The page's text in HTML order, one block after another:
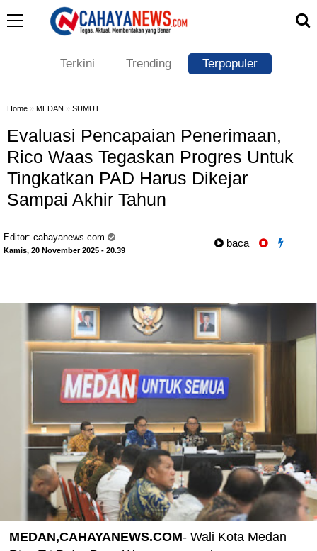
Terkini Trending Terpopuler
Home » MEDAN » SUMUT
Evaluasi Pencapaian Penerimaan,
Rico Waas Tegaskan Progres Untuk
Tingkatkan PAD Harus Dikejar
Sampai Akhir Tahun
Editor: cahayanews.com
Kamis, 20 November 2025 - 20.39
baca
MEDAN,CAHAYANEWS.COM- Wali Kota Medan